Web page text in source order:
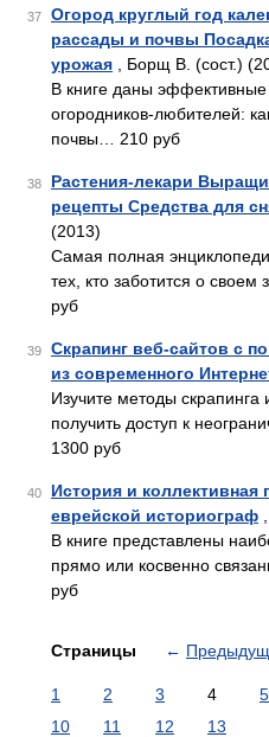
37
Огород круглый год
рассады и почвы
урожая , Борщ В. (сост.)
В книге даны
огородников-любителей:
почвы… 210 руб
38
Растения-лекари
рецепты Средства для
(2013)
Самая полная
тех, кто заботится о
руб
39
Скрапинг веб-сайтов с
из современного
Изучите методы скрапинга
получить доступ к
1300 руб
40
История и коллективная
еврейской историограф
В книге представлены
прямо или косвенно
руб
Страницы ←
1 2 3 4 5
10
11 12 13